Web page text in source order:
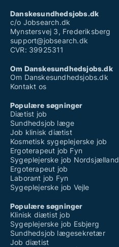
Danskesundhedsjobs.dk
c/o Jobsearch.dk
Mynstersvej 3, Frederiksberg
support@jobsearch.dk
CVR: 39925311
Om Danskesundhedsjobs.dk
Om Danskesundhedsjobs.dk
Kontakt os
Populære søgninger
Diætist job
Sundhedsjob læge
Job klinisk diætist
Kosmetisk sygeplejerske job
Ergoterapeut job Fyn
Sygeplejerske job Nordsjælland
Ergoterapeut job
Laborant job Fyn
Sygeplejerske job Vejle
Populære søgninger
Klinisk diætist job
Sygeplejerske job Esbjerg
Sundhedsjob lægesekretær
Job diætist